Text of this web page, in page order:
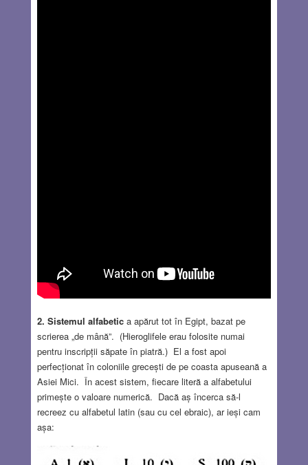
2. Sistemul alfabetica apărut tot în Egipt, bazat pe
scrierea „de mână”. (Hieroglifele erau folosite numai
pentru inscripții săpate în piatră.) El a fost apoi
perfecționat în coloniile grecești de pe coasta apuseană a
Asiei Mici. În acest sistem, fiecare literă a alfabetului
primește o valoare numerică. Dacă aș încerca să-l
recreez cu alfabetul latin (sau cu cel ebraic), ar ieși cam
așa: